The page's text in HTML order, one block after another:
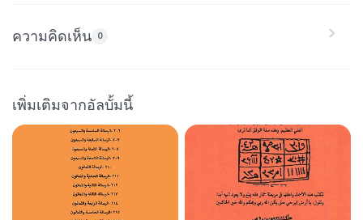
ความคิดเห็น 0
เพิ่มเติมจากอัลบั้มนี้